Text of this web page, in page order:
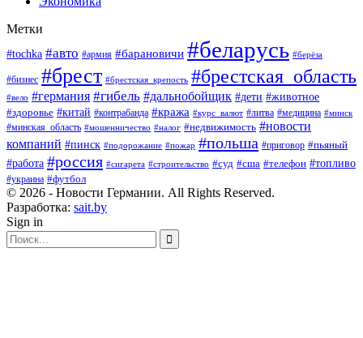
Метки
#tochka #авто #армия #барановичи #беларусь #берёза
#бизнес #брест #брестская_крепость #брестская_область
#вело #германия #гибель #дальнобойщик #дети #животное
#здоровье #китай #контрабанда #кража #курс_валют #литва #медицина #минск
#минская_область #мошенничество #налог #недвижимость #новости
компаний #пинск #подорожание #пожар #польша #приговор #пьяный
#работа #россия #сигарета #строительство #суд #сша #телефон #топливо
#украина #футбол
© 2026 - Новости Германии. All Rights Reserved.
Разработка: sait.by
Sign in